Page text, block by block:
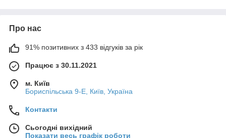
металеву спіраль як нагрівальний елемент.
Переваги:Низька ціна, швидкий нагрів
Керамічні тепловентилятори:
нижчої температури порівняно зі спіраллю.
та кисень, менше сушать повітря, довгий термін
Інфрачервоні тепловентилятори:
Про нас
91% позитивних з 433 відгуків за рік
Працює з 30.11.2021
м. Київ
Бориспільська 9-Е, Київ, Україна
Контакти
Сьогодні вихідний
Показати весь графік роботи